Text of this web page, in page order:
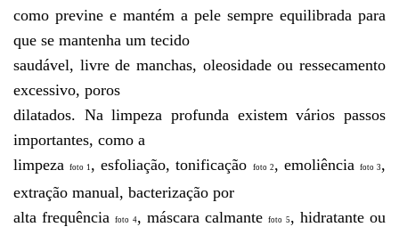
como previne e mantém a pele sempre equilibrada para
que se mantenha um tecido
saudável, livre de manchas, oleosidade ou ressecamento
excessivo, poros
dilatados. Na limpeza profunda existem vários passos
importantes, como a
limpezafoto 1 , esfoliação, tonificação foto 2 , emoliência foto 3 ,
extração manual, bacterização por
alta frequênciafoto 4, máscara calmantefoto 5 , hidratante ou